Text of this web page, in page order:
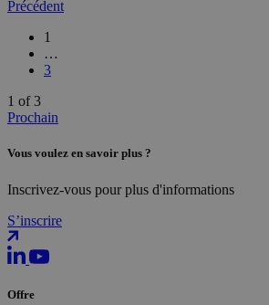
Précédent
1
…
3
1 of 3
Prochain
Vous voulez en savoir plus ?
Inscrivez-vous pour plus d'informations
S’inscrire
Offre